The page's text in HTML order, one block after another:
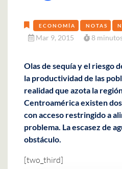
ECONOMÍA NOTAS
Mar 9, 2015 8
Olas de sequía y el riesgo
la productividad de las
realidad que azota la
Centroamérica existen
con acceso restringido a
problema. La escasez de
obstáculo.
[two_third]